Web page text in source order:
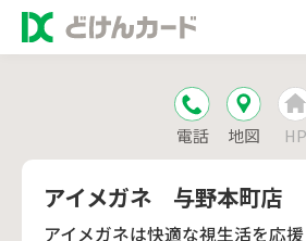
電話 地図 HP
アイメガネ 与野本町店
アイメガネは快適な視生活を応